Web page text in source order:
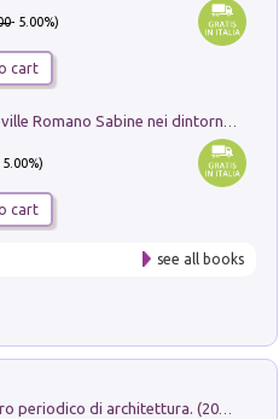
- 5.00%)
cart
5.00%)
cart
see all books
Dromos. Libro periodico di architettura. (2026). Vol. 15: Post-model